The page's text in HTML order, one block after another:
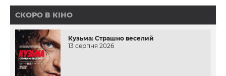
СКОРО В КІНО
Кузьма: Страшно веселий
13 серпня 2026